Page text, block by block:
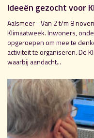
Ideeën gezocht voor
Aalsmeer - Van 2 t/m 8
Klimaatweek. Inwoners,
opgeroepen om mee te
activiteit te organiseren. De
waarbij aandacht...